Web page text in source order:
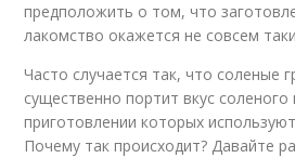
предположить о том, что
лакомство окажется не совсем
Часто случается так, что соленые
существенно портит вкус
приготовлении которых
Почему так происходит? Давайте